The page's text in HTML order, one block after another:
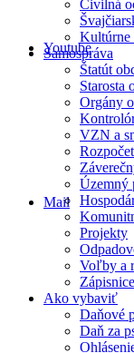
Youtube
Mail
Civilná
Kultúrne
Samospráva
Štatút
Starosta
Orgány
VZN a
Územný
Projekty
Voľby a
Ako vybaviť
Daňové
Daň za